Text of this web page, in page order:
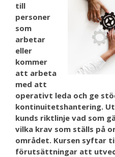
till
personer
som
arbetar
eller
kommer
att arbeta
med att
operativt leda och ge
kontinuitetshantering.
kunds riktlinje vad som
vilka krav som ställs på
området. Kursen syftar
förutsättningar att